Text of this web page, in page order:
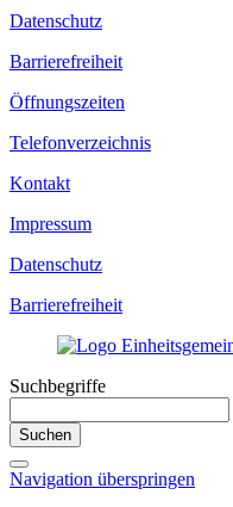
Datenschutz
Barrierefreiheit
Öffnungszeiten
Telefonverzeichnis
Kontakt
Impressum
Datenschutz
Barrierefreiheit
Suchbegriffe
Suchen
Navigation überspringen